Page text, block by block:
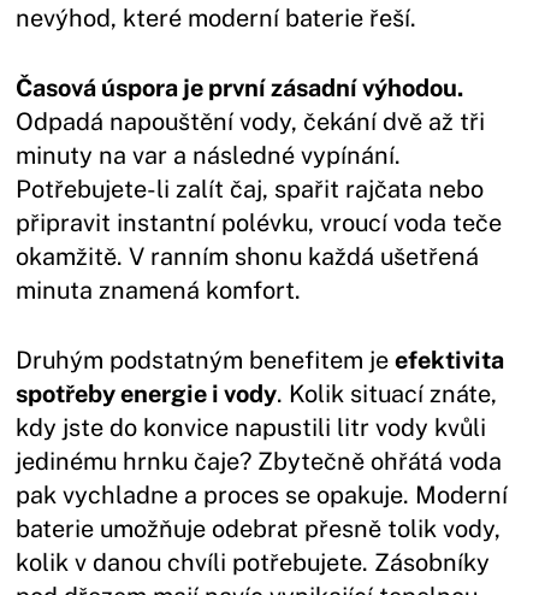
nevýhod, které moderní baterie řeší.
Časová úspora je první zásadní výhodou.
Odpadá napouštění vody, čekání dvě až tři
minuty na var a následné vypínání.
Potřebujete-li zalít čaj, spařit rajčata nebo
připravit instantní polévku, vroucí voda teče
okamžitě. V ranním shonu každá ušetřená
minuta znamená komfort.
Druhým podstatným benefitem jeefektivita
spotřeby energie i vody. Kolik situací znáte,
kdy jste do konvice napustili litr vody kvůli
jedinému hrnku čaje? Zbytečně ohřátá voda
pak vychladne a proces se opakuje. Moderní
baterie umožňuje odebrat přesně tolik vody,
kolik v danou chvíli potřebujete. Zásobníky